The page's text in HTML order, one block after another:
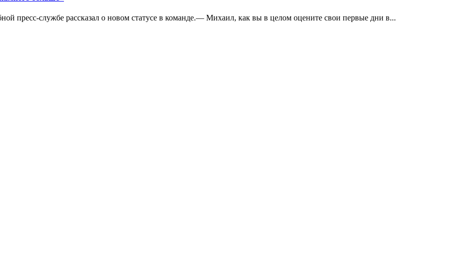
пресс-службе рассказал о новом статусе в команде.— Михаил, как вы в целом оцените свои первые дни в...